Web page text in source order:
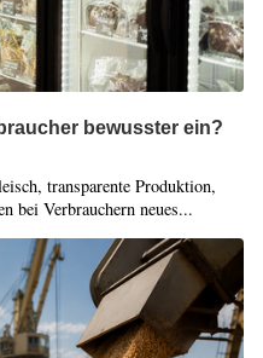
bewusster ein?
transparente Produktion,
bei Verbrauchern neues...